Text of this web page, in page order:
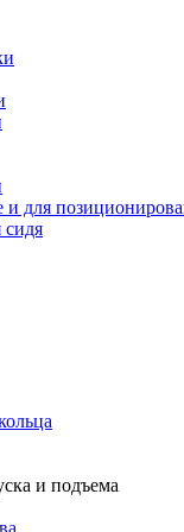
для
и подъема